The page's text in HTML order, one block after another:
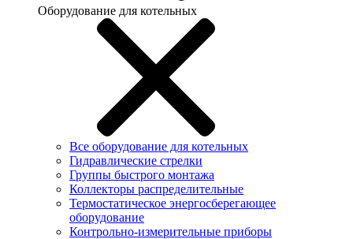
Оборудование для котельных
Все оборудование для котельных
Гидравлические стрелки
Группы быстрого монтажа
Коллекторы распределительные
Термостатическое энергосберегающее
оборудование
Контрольно-измерительные приборы